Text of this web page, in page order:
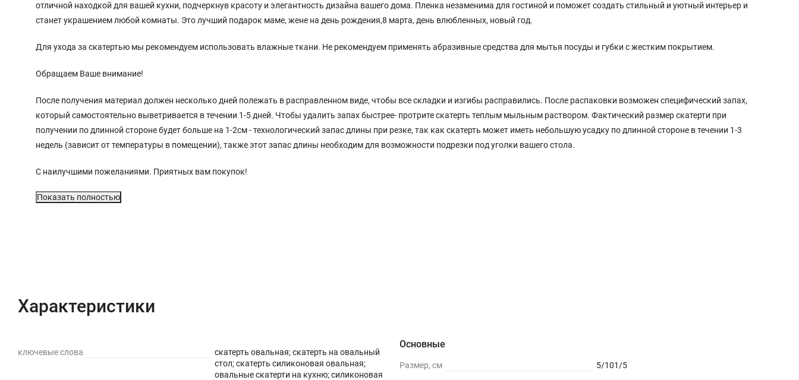
отличной находкой для вашей кухни, подчеркнув красоту и элегантность дизайна вашего дома. Пленка незаменима для гостиной и поможет создать стильный и уютный интерьер и
станет украшением любой комнаты. Это лучший подарок маме, жене на день рождения,8 марта, день влюбленных, новый год.
Для ухода за скатертью мы рекомендуем использовать влажные ткани. Не рекомендуем применять абразивные средства для мытья посуды и губки с жестким покрытием.
Обращаем Ваше внимание!
После получения материал должен несколько дней полежать в расправленном виде, чтобы все складки и изгибы расправились. После распаковки возможен специфический запах,
который самостоятельно выветривается в течении 1-5 дней. Чтобы удалить запах быстрее- протрите скатерть теплым мыльным раствором. Фактический размер скатерти при
получении по длинной стороне будет больше на 1-2см - технологический запас длины при резке, так как скатерть может иметь небольшую усадку по длинной стороне в течении 1-3
недель (зависит от температуры в помещении), также этот запас длины необходим для возможности подрезки под уголки вашего стола.
С наилучшими пожеланиями. Приятных вам покупок!
Показать полностью
Характеристики
ключевые слова
скатерть овальная; скатерть на овальный
стол; скатерть силиконовая овальная;
овальные скатерти на кухню; силиконовая
Основные
Размер, см 5/101/5